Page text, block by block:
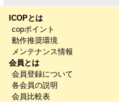
ICOPとは
copポイント
動作推奨環境
メンテナンス情報
会員とは
会員登録について
各会員の説明
会員比較表